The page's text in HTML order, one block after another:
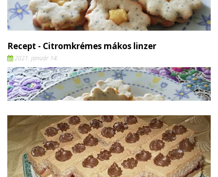
Recept - Citromkrémes mákos linzer
2021. január 14.